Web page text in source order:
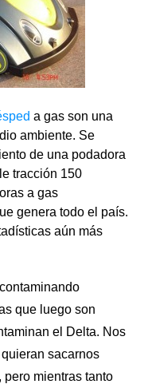
a gas son una
ambiente. Se
de una podadora
tracción 150
a gas
genera todo el país.
aún más
que luego son
el Delta. Nos
sacarnos
pero mientras tanto